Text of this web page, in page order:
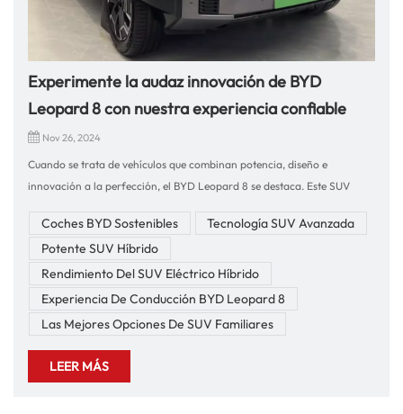
Experimente la audaz innovación de BYD
Leopard 8 con nuestra experiencia confiable
Nov 26, 2024
Cuando se trata de vehículos que combinan potencia, diseño e
innovación a la perfección, el BYD Leopard 8 se destaca. Este SUV
también una experiencia de conducción incomparable. Respaldado por
la década de experiencia de nuestra empresa en la exportación de
vehículos y accesorios, ser propietario del Leopard 8 a través de
nosotros significa confiabilidad, calidad y una experiencia de clase
un robusto sistema híbrido, este SUV ofrece un rendimiento excepcional
con una conducción suave y receptiva. El sistema de doble motor
Coches BYD Sostenibles
Tecnología SUV Avanzada
Potente SUV Híbrido
Rendimiento Del SUV Eléctrico Híbrido
Experiencia De Conducción BYD Leopard 8
Las Mejores Opciones De SUV Familiares
LEER MÁS